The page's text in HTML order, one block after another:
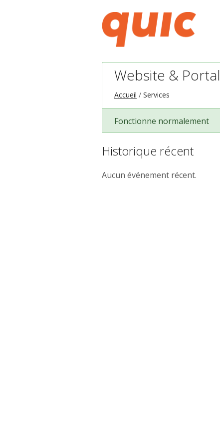
Website & Portal
Accueil Services
Fonctionne normalement
Historique récent
Aucun événement récent.